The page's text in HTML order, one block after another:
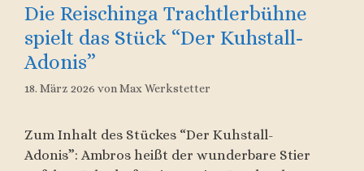
Die Reischinga Trachtlerbühne
spielt das Stück “Der Kuhstall-
Adonis”
18. März 2026 vonMax Werkstetter
Zum Inhalt des Stückes “Der Kuhstall-
Adonis”: Ambros heißt der wunderbare Stier